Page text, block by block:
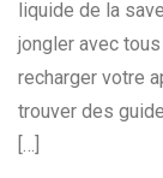
liquide de la
jongler avec
recharger votre
trouver des
[…]